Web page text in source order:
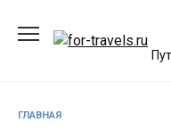
содержанию
ГЛАВНАЯ